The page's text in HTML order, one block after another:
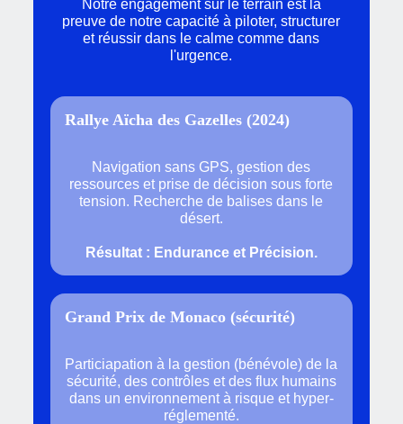
Notre engagement sur le terrain est la
preuve de notre capacité à piloter, structurer
et réussir dans le calme comme dans
l'urgence.
Rallye Aïcha des Gazelles (2024)
Navigation sans GPS, gestion des
ressources et prise de décision sous forte
tension. Recherche de balises dans le
désert.
Résultat : Endurance et Précision.
Grand Prix de Monaco (sécurité)
Particiapation à la gestion (bénévole) de la
sécurité, des contrôles et des flux humains
dans un environnement à risque et hyper-
réglementé.